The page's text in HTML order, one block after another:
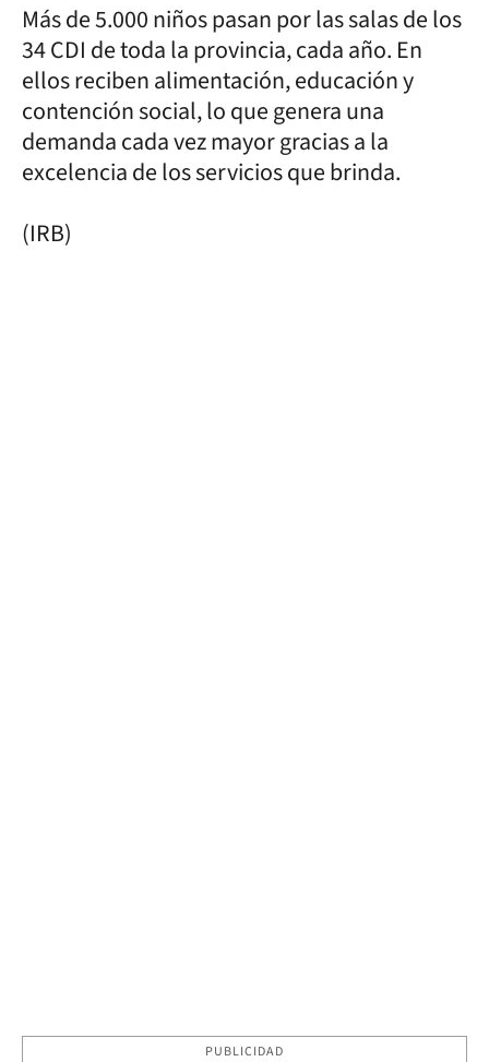
Más de 5.000 niños pasan por las salas de los
34 CDI de toda la provincia, cada año. En
ellos reciben alimentación, educación y
contención social, lo que genera una
demanda cada vez mayor gracias a la
excelencia de los servicios que brinda.
(IRB)
PUBLICIDAD